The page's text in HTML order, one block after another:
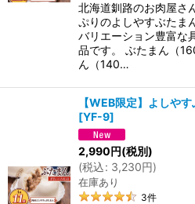
北海道釧路のお肉屋さ
ぷりのよしやすぶたま
バリエーション豊富な
品です。 ぶたまん（
ん（140…
【WEB限定】よしや
[YF-9]
2,990円(税別)
(税込: 3,230円)
在庫あり
3件